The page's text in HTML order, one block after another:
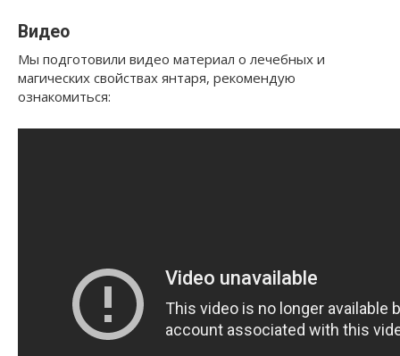
Видео
Мы подготовили видео материал о лечебных и
магических свойствах янтаря, рекомендую
ознакомиться: